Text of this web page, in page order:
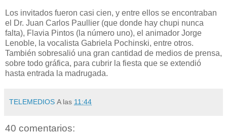
Los invitados fueron casi cien, y entre ellos se encontraban
el Dr. Juan Carlos Paullier (que donde hay chupi nunca
falta), Flavia Pintos (la número uno), el animador Jorge
Lenoble, la vocalista Gabriela Pochinski, entre otros.
También sobresalió una gran cantidad de medios de prensa,
sobre todo gráfica, para cubrir la fiesta que se extendió
hasta entrada la madrugada.
TELEMEDIOS A las 11:44
40 comentarios: